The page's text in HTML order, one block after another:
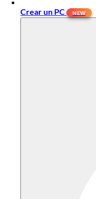
Crear un PC NEW